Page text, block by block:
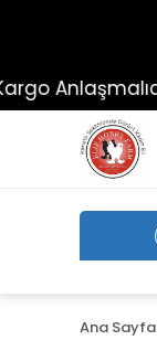
Ana Sayfa